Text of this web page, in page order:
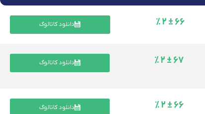
66 ± 2 % دانلود کاتالوگ
67 ± 2 % دانلود کاتالوگ
66 ± 2 % دانلود کاتالوگ